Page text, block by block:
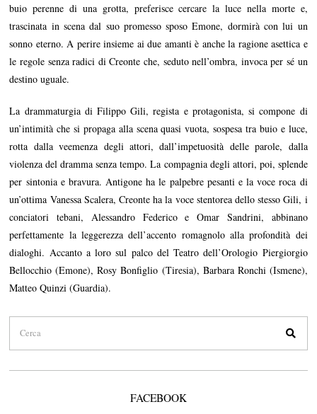
buio perenne di una grotta, preferisce cercare la luce nella morte e,
trascinata in scena dal suo promesso sposo Emone, dormirà con lui un
sonno eterno. A perire insieme ai due amanti è anche la ragione asettica e
le regole senza radici di Creonte che, seduto nell’ombra, invoca per sé un
destino uguale.
La drammaturgia di Filippo Gili, regista e protagonista, si compone di
un’intimità che si propaga alla scena quasi vuota, sospesa tra buio e luce,
rotta dalla veemenza degli attori, dall’impetuosità delle parole, dalla
violenza del dramma senza tempo. La compagnia degli attori, poi, splende
per sintonia e bravura. Antigone ha le palpebre pesanti e la voce roca di
un’ottima Vanessa Scalera, Creonte ha la voce stentorea dello stesso Gili, i
conciatori tebani, Alessandro Federico e Omar Sandrini, abbinano
perfettamente la leggerezza dell’accento romagnolo alla profondità dei
dialoghi. Accanto a loro sul palco del Teatro dell’Orologio Piergiorgio
Bellocchio (Emone), Rosy Bonfiglio (Tiresia), Barbara Ronchi (Ismene),
Matteo Quinzi (Guardia).
FACEBOOK